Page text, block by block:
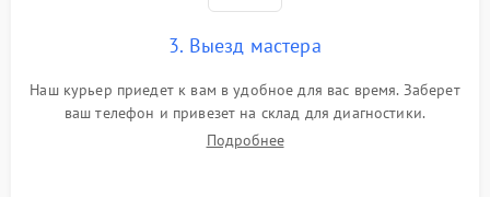
3. Выезд мастера
Наш курьер приедет к вам в удобное для вас время. Заберет
ваш телефон и привезет на склад для диагностики.
Подробнее